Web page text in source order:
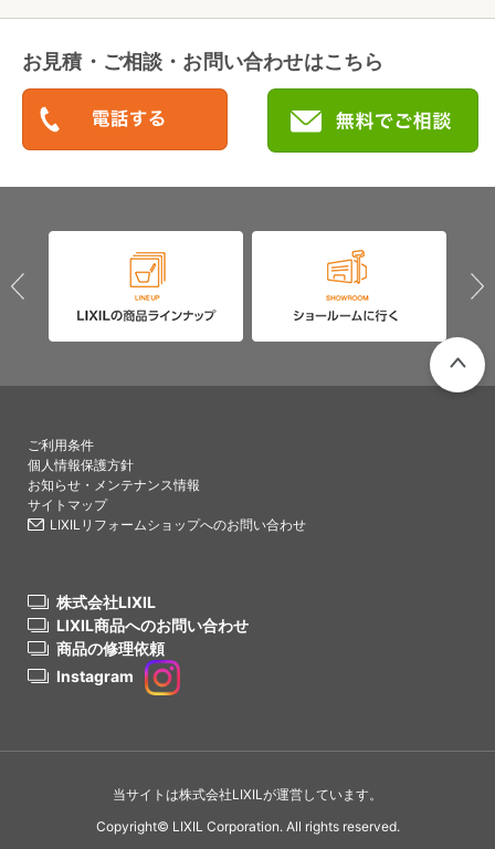
お見積・ご相談・お問い合わせはこちら
ご利用条件
個人情報保護方針
お知らせ・メンテナンス情報
サイトマップ
LIXILリフォームショップへのお問い合わせ
株式会社LIXIL
LIXIL商品へのお問い合わせ
商品の修理依頼
Instagram
当サイトは株式会社LIXILが運営しています。
Copyright© LIXIL Corporation. All rights reserved.